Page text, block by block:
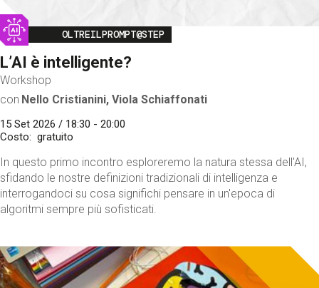
Image
OLTREILPROMPT@STEP
L’AI è intelligente?
Workshop
con Nello Cristianini, Viola Schiaffonati
15 Set 2026 / 18:30 - 20:00
Costo
gratuito
In questo primo incontro esploreremo la natura stessa dell'AI,
sfidando le nostre definizioni tradizionali di intelligenza e
interrogandoci su cosa significhi pensare in un'epoca di
algoritmi sempre più sofisticati.